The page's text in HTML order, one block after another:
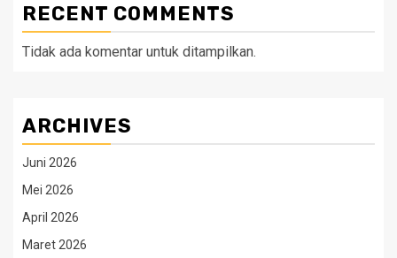
RECENT COMMENTS
Tidak ada komentar untuk ditampilkan.
ARCHIVES
Juni 2026
Mei 2026
April 2026
Maret 2026